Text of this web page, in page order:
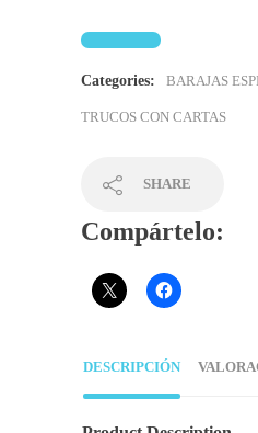
Categories: BARAJAS
TRUCOS CON CARTAS
SHARE
Compártelo:
DESCRIPCIÓN